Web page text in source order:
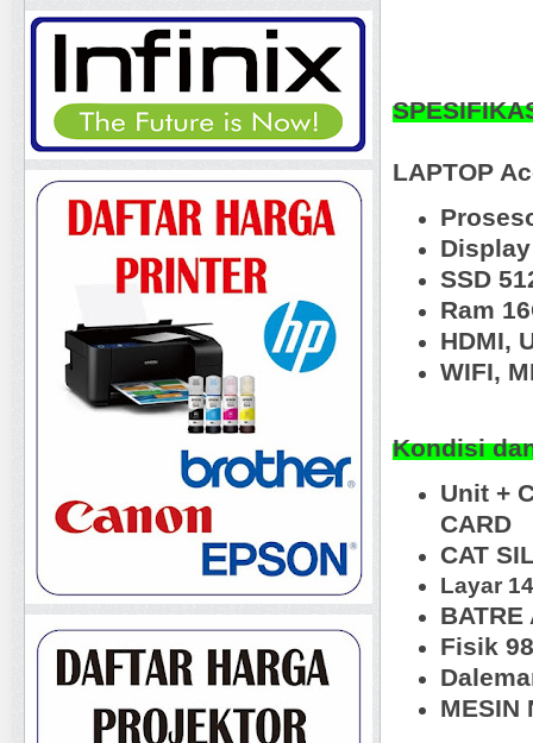
LAPTOP
SSD
Ram
HDMI,
WIFI,
Kondisi
Unit +
CARD
CAT
Layar
BATRE
Fisik
MESIN